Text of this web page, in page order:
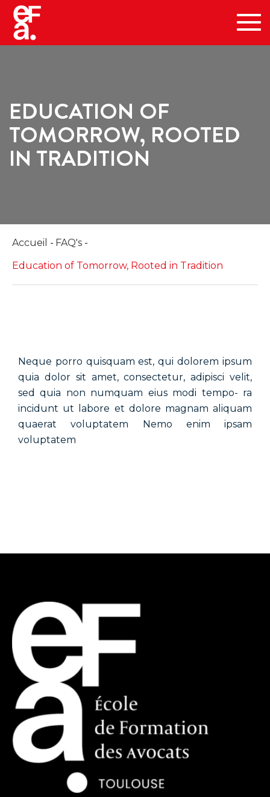
EDUCATION OF
TOMORROW, ROOTED
IN TRADITION
Accueil
FAQ's
Education of Tomorrow, Rooted in Tradition
Neque porro quisquam est, qui dolorem ipsum
quia dolor sit amet, consectetur, adipisci velit,
sed quia non numquam eius modi tempo- ra
incidunt ut labore et dolore magnam aliquam
quaerat voluptatem Nemo enim ipsam
voluptatem